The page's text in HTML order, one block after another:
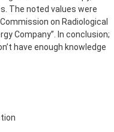
The noted values were
on Radiological
Company”. In conclusion;
have enough knowledge